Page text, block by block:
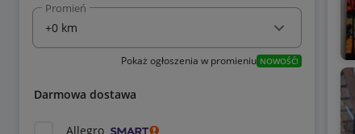
Promień
Pokaż ogłoszenia w promieniu NOWOŚĆ!
Darmowa dostawa
Allegro